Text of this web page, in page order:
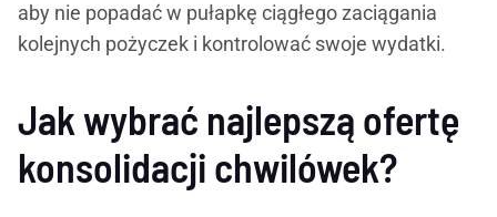
aby nie popadać w pułapkę ciągłego zaciągania
kolejnych pożyczek i kontrolować swoje wydatki.
Jak wybrać najlepszą ofertę
konsolidacji chwilówek?